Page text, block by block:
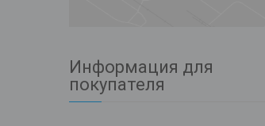
Информация для
покупателя